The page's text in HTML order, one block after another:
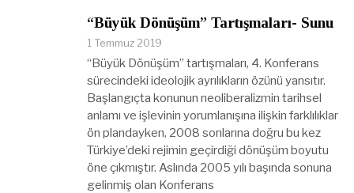
“Büyük Dönüşüm” Tartışmaları- Sunu
1 Temmuz 2019
“Büyük Dönüşüm” tartışmaları, 4. Konferans
sürecindeki ideolojik ayrılıkların özünü yansıtır.
Başlangıçta konunun neoliberalizmin tarihsel
anlamı ve işlevinin yorumlanışına ilişkin farklılıklar
ön plandayken, 2008 sonlarına doğru bu kez
Türkiye’deki rejimin geçirdiği dönüşüm boyutu
öne çıkmıştır. Aslında 2005 yılı başında sonuna
gelinmiş olan Konferans